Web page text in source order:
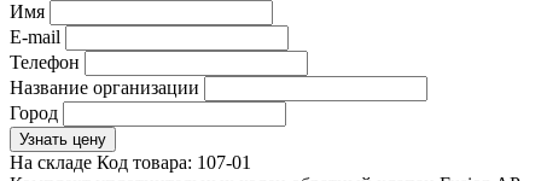
Имя
E-mail
Телефон
Название организации
Город
Узнать цену
На складе Код товара: 107-01